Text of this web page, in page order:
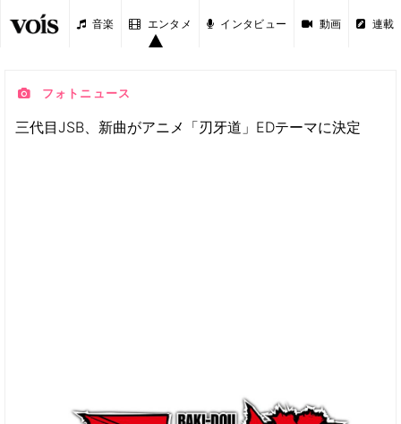
音楽 エンタメ インタビュー 動画 連載
フォトニュース
三代目JSB、新曲がアニメ「刃牙道」EDテーマに決定